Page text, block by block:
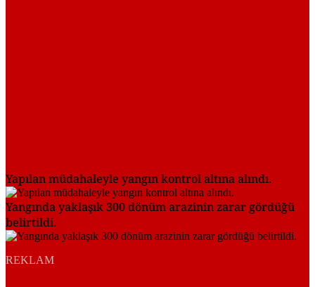
Yapılan müdahaleyle yangın kontrol altına alındı.
Yangında yaklaşık 300 dönüm arazinin zarar gördüğü
belirtildi.
REKLAM